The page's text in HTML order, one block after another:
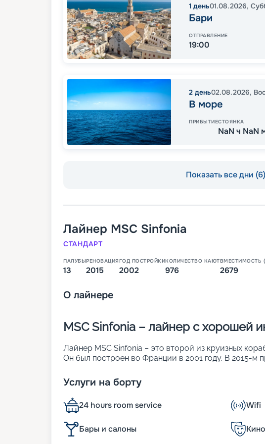
1 день01.08.2026,
Бари
ОТПРАВЛЕНИЕ
19:00
2 день02.08.2026,
В море
ПРИБЫТИЕСТОЯНКА
NaN ч NaN
Показать все дни (6)
Лайнер MSC Sinfonia
СТАНДАРТ
ПАЛУБЫ
13
РЕНОВАЦИЯ
2015
ГОД ПОСТРОЙКИ
2002
КОЛИЧЕСТВО КАЮТ
976
ВМЕСТИМОСТЬ
2679
О лайнере
MSC Sinfonia – лайнер с хорошей
Лайнер MSC Sinfonia – это второй из круизных
Он был построен во Франции в 2001 году. В 2015-м
поверхностей на судне светопрозрачные. К ним
световые окна, стеклянные навесы и витражи. На
кают (из них 132 сьюта с балконами), где могут с
пассажиров. Другие его особенности:
• ширина – 32 м;
• общее количество палуб – 13;
Услуги на борту
24 hours room service Wifi
Бары и салоны